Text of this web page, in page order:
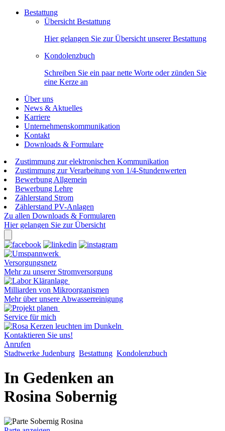
Bestattung
Übersicht Bestattung
Hier gelangen Sie zur Übersicht unserer Bestattung
Kondolenzbuch
Schreiben Sie ein paar nette Worte oder zünden Sie
eine Kerze an
Über uns
News & Aktuelles
Karriere
Unternehmenskommunikation
Kontakt
Downloads & Formulare
Zustimmung zur elektronischen Kommunikation
Zustimmung zur Verarbeitung von 1/4-Stundenwerten
Bewerbung Allgemein
Bewerbung Lehre
Zählerstand Strom
Zählerstand PV-Anlagen
Zu allen Downloads & Formularen
Hier gelangen Sie zur Übersicht
Versorgungsnetz
Mehr zu unserer Stromversorgung
Milliarden von Mikroorganismen
Mehr über unsere Abwasserreinigung
Service für mich
Kontaktieren Sie uns!
Anrufen
Stadtwerke Judenburg Bestattung Kondolenzbuch
In Gedenken an
Rosina Sobernig